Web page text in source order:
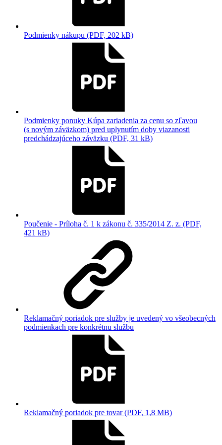
Podmienky nákupu (PDF, 202 kB)
Podmienky ponuky Kúpa zariadenia za cenu so zľavou
(s novým záväzkom) pred uplynutím doby viazanosti
predchádzajúceho záväzku (PDF, 31 kB)
Poučenie - Príloha č. 1 k zákonu č. 335/2014 Z. z. (PDF,
421 kB)
Reklamačný poriadok pre služby je uvedený vo všeobecných
podmienkach pre konkrétnu službu
Reklamačný poriadok pre tovar (PDF, 1,8 MB)